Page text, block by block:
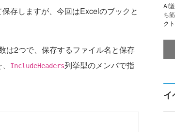
存しますが、今回はExcelのブックと
は2つで、保存するファイル名と保存
IncludeHeaders列挙型のメンバで指
AI
ち
ク
イ